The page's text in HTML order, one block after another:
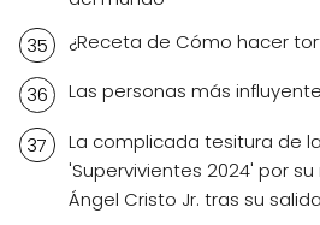
¿Receta de Cómo hacer
Las personas más
La complicada tesitura de
'Supervivientes 2024' por
Ángel Cristo Jr. tras su salida